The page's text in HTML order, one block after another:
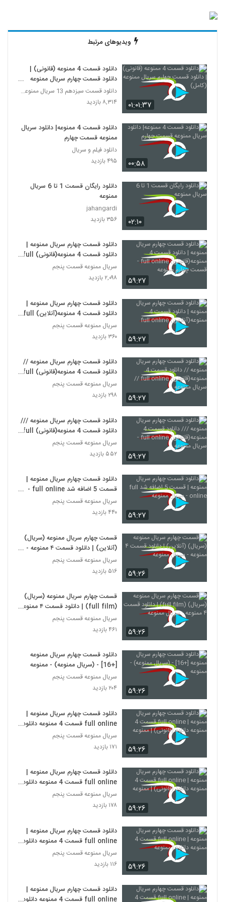
ویدیوهای مرتبط
۰۱:۰۱:۳۷
دانلود قسمت 4 ممنوعه (قانونی) |
دانلود قسمت چهارم سریال ممنوعه
(کامل)
دانلود قسمت سیزدهم 13 سریال ممنوعه قانونی
۸,۳۱۴ بازدید
۰۰:۵۸
دانلود قسمت 4 ممنوعه| دانلود سریال
ممنوعه قسمت چهارم
دانلود فیلم و سریال
۴۹۵ بازدید
۰۲:۱۰
دانلود رایگان قسمت 1 تا 6 سریال
ممنوعه
jahangardi
۳۵۶ بازدید
۵۹:۲۷
دانلود قسمت چهارم سریال ممنوعه |
دانلود قسمت 4 ممنوعه(قانونی) full
online - قسمت چهارم ممنوعه
سریال ممنوعه قسمت پنجم
۲,۰۹۸ بازدید
۵۹:۲۷
دانلود قسمت چهارم سریال ممنوعه |
دانلود قسمت 4 ممنوعه(آنلاین) full
online
سریال ممنوعه قسمت پنجم
۳۶۰ بازدید
۵۹:۲۷
دانلود قسمت چهارم سریال ممنوعه //
دانلود قسمت 4 ممنوعه(قانونی) full
online // سریال ممنوعه
سریال ممنوعه قسمت پنجم
۲۹۸ بازدید
۵۹:۲۷
دانلود قسمت چهارم سریال ممنوعه ///
دانلود قسمت 4 ممنوعه(قانونی) full
online - سریال ممنوعه
سریال ممنوعه قسمت پنجم
۵۵۲ بازدید
۵۹:۲۷
دانلود قسمت چهارم سریال ممنوعه |
قسمت 5 اضافه شد full online -
سریال ممنوعه
سریال ممنوعه قسمت پنجم
۴۴۰ بازدید
۵۹:۲۶
قسمت چهارم سریال ممنوعه (سریال)
(آنلاین) | دانلود قسمت ۴ ممنوعه -
سریال ممنوعه
سریال ممنوعه قسمت پنجم
۵۱۶ بازدید
۵۹:۲۶
قسمت چهارم سریال ممنوعه (سریال)
(full film) | دانلود قسمت ۴ ممنوعه
- سریال ممنوعه
سریال ممنوعه قسمت پنجم
۴۶۱ بازدید
۵۹:۲۶
دانلود قسمت چهارم سریال ممنوعه
[+16] - (سریال ممنوعه) - ممنوعه
سریال ممنوعه قسمت پنجم
۲۰۴ بازدید
۵۹:۲۶
دانلود قسمت چهارم سریال ممنوعه |
full online قسمت 4 ممنوعه دانلود
(قانونی) | ممنوعه
سریال ممنوعه قسمت پنجم
۱۷۱ بازدید
۵۹:۲۶
دانلود قسمت چهارم سریال ممنوعه |
full online قسمت 4 ممنوعه دانلود
(قانونی) | ممنوعه
سریال ممنوعه قسمت پنجم
۱۷۸ بازدید
۵۹:۲۶
دانلود قسمت چهارم سریال ممنوعه |
full online قسمت 4 ممنوعه دانلود |
ممنوعه
سریال ممنوعه قسمت پنجم
۱۱۶ بازدید
دانلود قسمت چهارم سریال ممنوعه |
full online قسمت 4 ممنوعه دانلود |